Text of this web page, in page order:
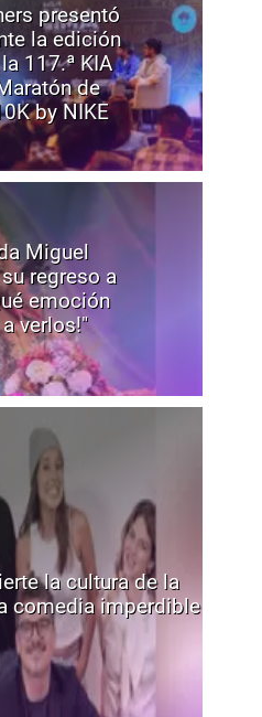
presentó
la edición
117.ª KIA
de
by NIKE
Miguel
regreso a
emoción
verlos!"
la cultura de la
comedia imperdible